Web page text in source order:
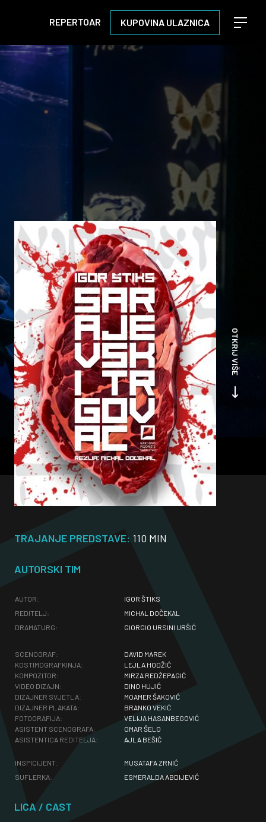
REPERTOAR KUPOVINA ULAZNICA
Open
OTKRIJ VIŠE
TRAJANJE PREDSTAVE: 110 MIN
AUTORSKI TIM
AUTOR:
IGOR ŠTIKS
REDITELJ:
MICHAL DOČEKAL
DRAMATURG:
GIORGIO URSINI URŠIĆ
SCENOGRAF:
DAVID MAREK
KOSTIMOGRAFKINJA:
LEJLA HODŽIĆ
KOMPOZITOR:
MIRZA REDŽEPAGIĆ
VIDEO DIZAJN:
DINO HUJIĆ
DIZAJNER SVJETLA:
MOAMER ŠAKOVIĆ
DIZAJNER PLAKATA:
BRANKO VEKIĆ
FOTOGRAFIJA:
VELIJA HASANBEGOVIĆ
ASISTENT SCENOGRAFA:
OMAR ŠELO
ASISTENTICA REDITELJA:
AJLA BEŠIĆ
INSPICIJENT:
MUSATAFA ZRNIĆ
SUFLERKA:
ESMERALDA ABDIJEVIĆ
LICA / CAST